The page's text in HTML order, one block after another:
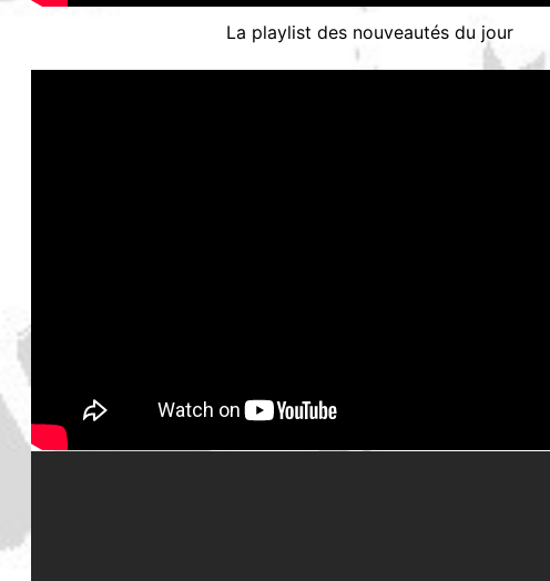
La playlist des nouveautés du jour